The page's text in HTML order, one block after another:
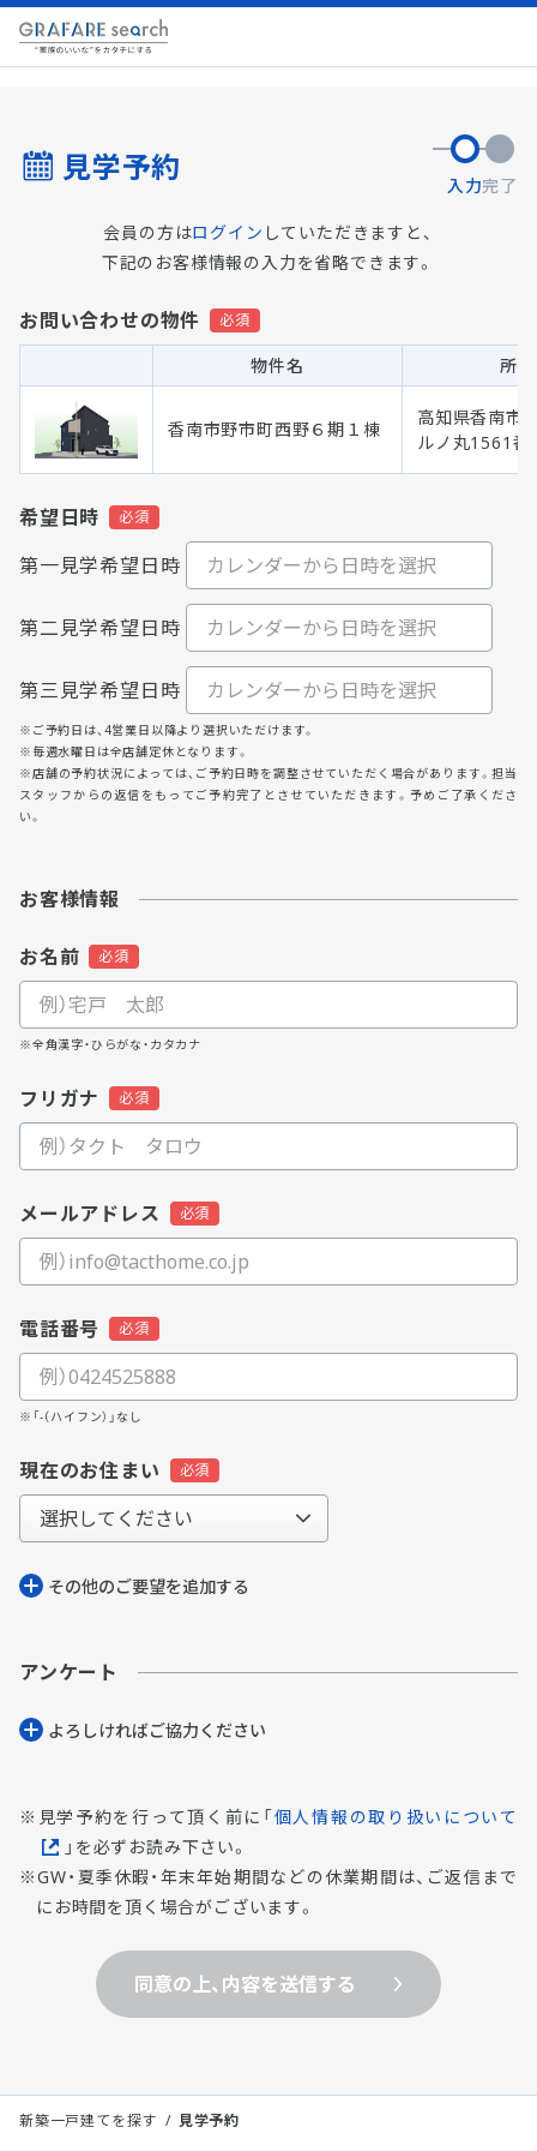
見学予約 入力完了
会員の方はログイン していただきますと、
下記のお客様情報の入力を省略できます。
お問い合わせの物件
物件名 所
香南市野市町西野６期１棟
高知県香南市
ルノ丸1561番
希望日時
第一見学希望日時
第二見学希望日時
第三見学希望日時
※ご予約日は、4営業日以降より選択いただけます。
※毎週水曜日は全店舗定休となります。
※店舗の予約状況によっては、ご予約日時を調整させていただく場合があります。担当
スタッフからの返信をもってご予約完了とさせていただきます。予めご了承くださ
い。
お客様情報
お名前
※全角漢字・ひらがな・カタカナ
フリガナ
メールアドレス
電話番号
※「-（ハイフン）」なし
現在のお住まい
その他のご要望を追加する
アンケート
よろしければご協⼒ください
見学予約を行って頂く前に「個人情報の取り扱いについて
」を必ずお読み下さい。
GW・夏季休暇・年末年始期間などの休業期間は、ご返信まで
にお時間を頂く場合がございます。
同意の上、内容を送信する
新築一戸建てを探す 見学予約